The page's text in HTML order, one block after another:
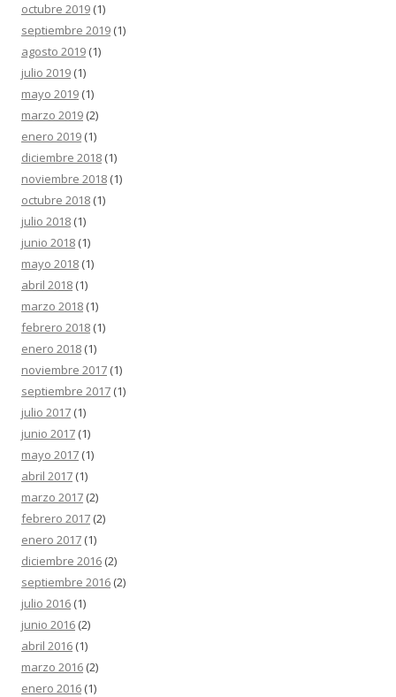
octubre 2019 (1)
septiembre 2019 (1)
agosto 2019 (1)
julio 2019 (1)
mayo 2019 (1)
marzo 2019 (2)
enero 2019 (1)
diciembre 2018 (1)
noviembre 2018 (1)
octubre 2018 (1)
julio 2018 (1)
junio 2018 (1)
mayo 2018 (1)
abril 2018 (1)
marzo 2018 (1)
febrero 2018 (1)
enero 2018 (1)
noviembre 2017 (1)
septiembre 2017 (1)
julio 2017 (1)
junio 2017 (1)
mayo 2017 (1)
abril 2017 (1)
marzo 2017 (2)
febrero 2017 (2)
enero 2017 (1)
diciembre 2016 (2)
septiembre 2016 (2)
julio 2016 (1)
junio 2016 (2)
abril 2016 (1)
marzo 2016 (2)
enero 2016 (1)